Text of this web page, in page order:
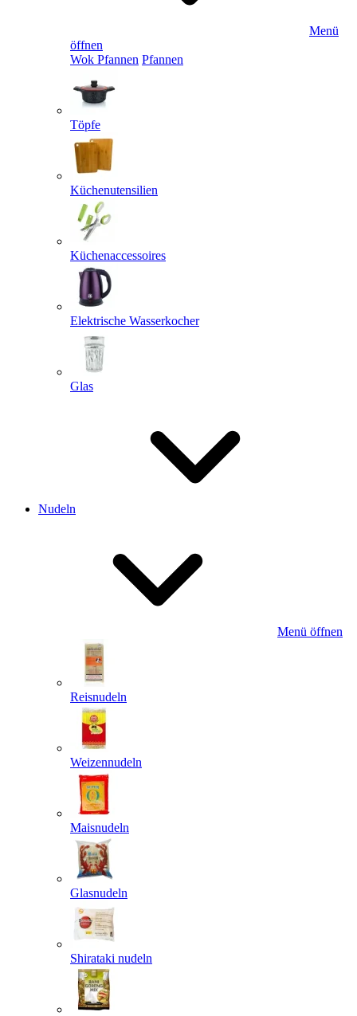
Menü
öffnen
Wok Pfannen Pfannen
Töpfe
Küchenutensilien
Küchenaccessoires
Elektrische Wasserkocher
Glas
Nudeln
Menü öffnen
Reisnudeln
Weizennudeln
Maisnudeln
Glasnudeln
Shirataki nudeln